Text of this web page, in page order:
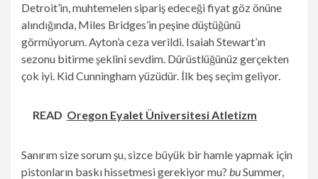
Detroit’in, muhtemelen sipariş edeceği fiyat göz önüne
alındığında, Miles Bridges’in peşine düştüğünü
görmüyorum. Ayton’a ceza verildi. Isaiah Stewart’ın
sezonu bitirme şeklini sevdim. Dürüstlüğünüz gerçekten
çok iyi. Kid Cunningham yüzüdür. İlk beş seçim geliyor.
READ Oregon Eyalet Üniversitesi Atletizm
Sanırım size sorum şu, sizce büyük bir hamle yapmak için
pistonların baskı hissetmesi gerekiyor mu? buSummer,